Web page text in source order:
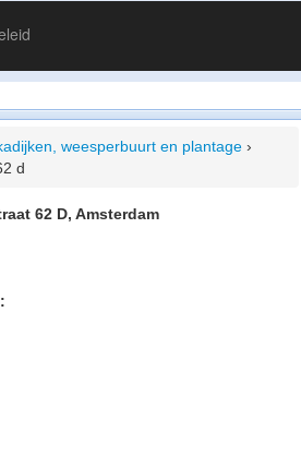
weesperbuurt en plantage ›
d
62 D, Amsterdam